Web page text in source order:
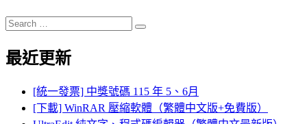
Search
for:
Search
最近更新
[統一發票] 中獎號碼 115 年 5、6月
[下載] WinRAR 壓縮軟體（繁體中文版+免費版）